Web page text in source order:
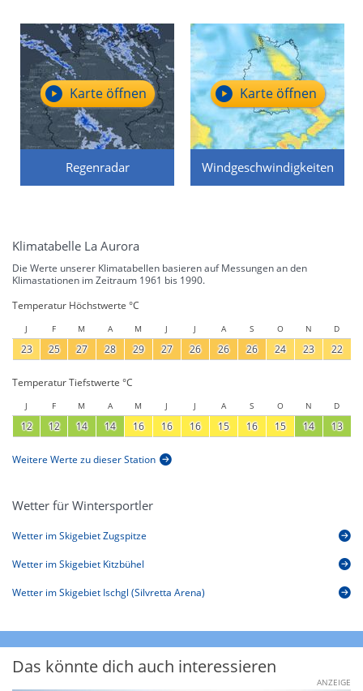
Regenradar
Karte öffnen
Windgeschwindigkeiten
Karte öffnen
Klimatabelle La Aurora
Die Werte unserer Klimatabellen basieren auf Messungen an den
Klimastationen im Zeitraum 1961 bis 1990.
Temperatur Höchstwerte °C
J F M A M J J A S O N D
23 25 27 28 29 27 26 26 26 24 23 22
Temperatur Tiefstwerte °C
J F M A M J J A S O N D
12 12 14 14 16 16 16 15 16 15 14 13
Weitere Werte zu dieser Station
Wetter für Wintersportler
Wetter im Skigebiet Zugspitze
Wetter im Skigebiet Kitzbühel
Wetter im Skigebiet Ischgl (Silvretta Arena)
Das könnte dich auch interessieren
ANZEIGE